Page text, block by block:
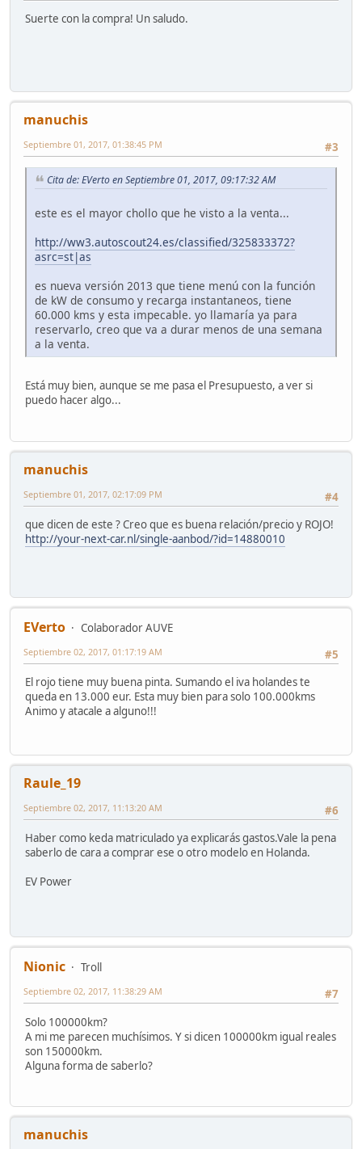
Suerte con la compra! Un saludo.
manuchis
#3
Septiembre 01, 2017, 01:38:45 PM
Cita de: EVerto en Septiembre 01, 2017, 09:17:32 AM
este es el mayor chollo que he visto a la venta...
http://ww3.autoscout24.es/classified/325833372?
asrc=st|as
es nueva versión 2013 que tiene menú con la función
de kW de consumo y recarga instantaneos, tiene
60.000 kms y esta impecable. yo llamaría ya para
reservarlo, creo que va a durar menos de una semana
a la venta.
Está muy bien, aunque se me pasa el Presupuesto, a ver si
puedo hacer algo...
manuchis
#4
Septiembre 01, 2017, 02:17:09 PM
que dicen de este ? Creo que es buena relación/precio y ROJO!
http://your-next-car.nl/single-aanbod/?id=14880010
EVerto
Colaborador AUVE
#5
Septiembre 02, 2017, 01:17:19 AM
El rojo tiene muy buena pinta. Sumando el iva holandes te
queda en 13.000 eur. Esta muy bien para solo 100.000kms
Animo y atacale a alguno!!!
Raule_19
#6
Septiembre 02, 2017, 11:13:20 AM
Haber como keda matriculado ya explicarás gastos.Vale la pena
saberlo de cara a comprar ese o otro modelo en Holanda.
EV Power
Nionic
Troll
#7
Septiembre 02, 2017, 11:38:29 AM
Solo 100000km?
A mi me parecen muchísimos. Y si dicen 100000km igual reales
son 150000km.
Alguna forma de saberlo?
manuchis